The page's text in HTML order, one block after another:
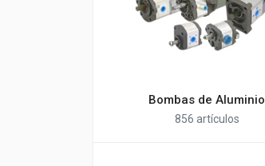
Bombas de Aluminio
856 artículos